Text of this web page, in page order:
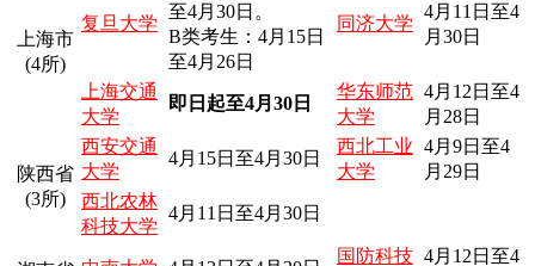
上海市
(4所)
复旦大学
至4月30日。
B类考生：4月15日
至4月26日
同济大学
4月11日至4
月30日
上海交通
大学
即日起至4月30日
华东师范
大学
4月12日至4
月28日
陕西省
(3所)
西安交通
大学
4月15日至4月30日
西北工业
大学
4月9日至4
月29日
西北农林
科技大学
4月11日至4月30日
国防科技 4月12日至4